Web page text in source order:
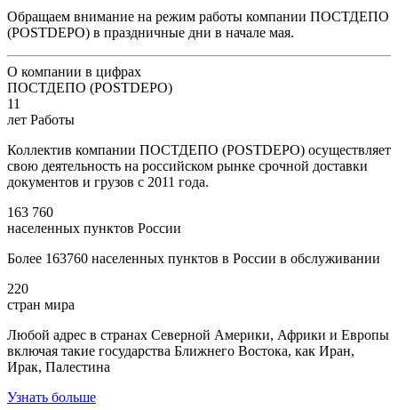
Обращаем внимание на режим работы компании ПОСТДЕПО
(POSTDEPO) в праздничные дни в начале мая.
О компании в цифрах
ПОСТДЕПО (POSTDEPO)
11
лет Работы
Коллектив компании ПОСТДЕПО (POSTDEPO) осуществляет
свою деятельность на российском рынке срочной доставки
документов и грузов с 2011 года.
163 760
населенных пунктов России
Более 163760 населенных пунктов в России в обслуживании
220
стран мира
Любой адрес в странах Северной Америки, Африки и Европы
включая такие государства Ближнего Востока, как Иран,
Ирак, Палестина
Узнать больше